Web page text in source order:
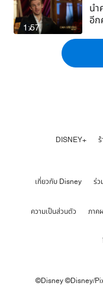
1:57
นำ
อีก
DISNEY+
เกี่ยวกับ Disney ร่ว
ความเป็นส่วนตัว ภาค
©Disney ©Disney/